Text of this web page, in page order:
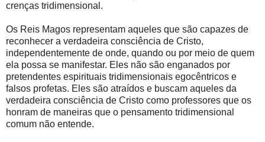
crenças tridimensional.
Os Reis Magos representam aqueles que são capazes de
reconhecer a verdadeira consciência de Cristo,
independentemente de onde, quando ou por meio de quem
ela possa se manifestar. Eles não são enganados por
pretendentes espirituais tridimensionais egocêntricos e
falsos profetas. Eles são atraídos e buscam aqueles da
verdadeira consciência de Cristo como professores que os
honram de maneiras que o pensamento tridimensional
comum não entende.